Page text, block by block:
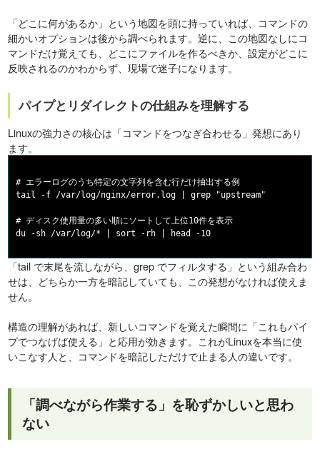
「どこに何があるか」という地図を頭に持っていれば、コマンドの
細かいオプションは後から調べられます。逆に、この地図なしにコ
マンドだけ覚えても、どこにファイルを作るべきか、設定がどこに
反映されるのかわからず、現場で迷子になります。
パイプとリダイレクトの仕組みを理解する
Linuxの強力さの核心は「コマンドをつなぎ合わせる」発想にあり
ます。
# エラーログのうち特定の文字列を含む行だけ抽出する例
tail -f /var/log/nginx/error.log | grep "upstream"
# ディスク使用量の多い順にソートして上位10件を表示
「tail で末尾を流しながら、grep でフィルタする」という組み合わ
せは、どちらか一方を暗記していても、この発想がなければ使えま
せん。
構造の理解があれば、新しいコマンドを覚えた瞬間に「これもパイ
プでつなげば使える」と応用が効きます。これがLinuxを本当に使
いこなす人と、コマンドを暗記しただけで止まる人の違いです。
「調べながら作業する」を恥ずかしいと思わ
ない